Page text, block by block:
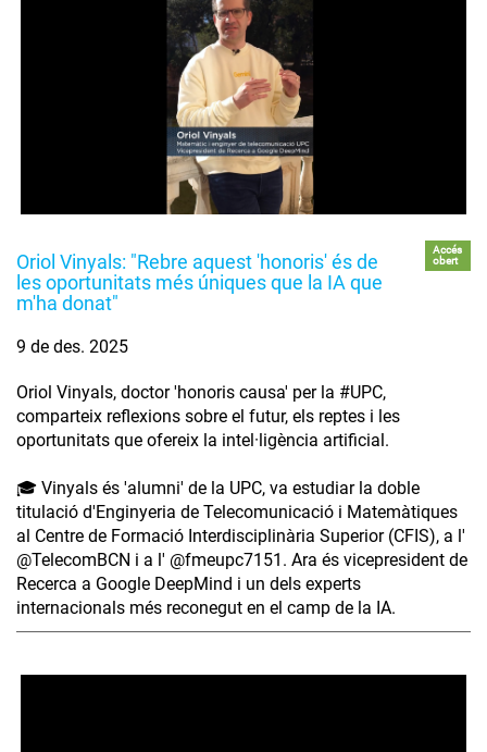
Oriol Vinyals: "Rebre aquest 'honoris' és de
les oportunitats més úniques que la IA que
m'ha donat"
Accés
obert
9 de des. 2025
Oriol Vinyals, doctor 'honoris causa' per la #UPC,
comparteix reflexions sobre el futur, els reptes i les
oportunitats que ofereix la intel·ligència artificial.
🎓 Vinyals és 'alumni' de la UPC, va estudiar la doble
titulació d'Enginyeria de Telecomunicació i Matemàtiques
al Centre de Formació Interdisciplinària Superior (CFIS), a l'
‪@TelecomBCN‬ i a l' ‪@fmeupc7151‬. Ara és vicepresident de
Recerca a Google DeepMind i un dels experts
internacionals més reconegut en el camp de la IA.